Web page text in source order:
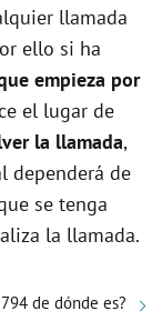
llamada
ello si ha
empieza por
el lugar de
la llamada,
dependerá de
se tenga
la llamada.
de dónde es?